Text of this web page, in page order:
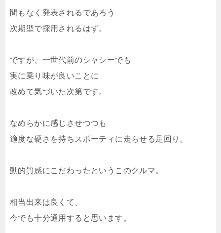
間もなく発表されるであろう
次期型で採用されるはず。
ですが、一世代前のシャシーでも
実に乗り味が良いことに
改めて気づいた次第です。
なめらかに感じさせつつも
適度な硬さを持ちスポーティに走らせる足回り。
動的質感にこだわったというこのクルマ。
相当出来は良くて、
今でも十分通用すると思います。